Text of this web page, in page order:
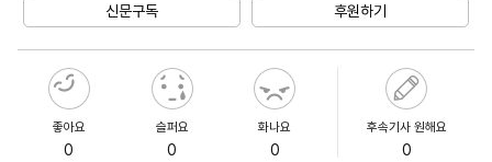
신문구독 후원하기
좋아요
0
슬퍼요
0
화나요
0
후속기사 원해요
0